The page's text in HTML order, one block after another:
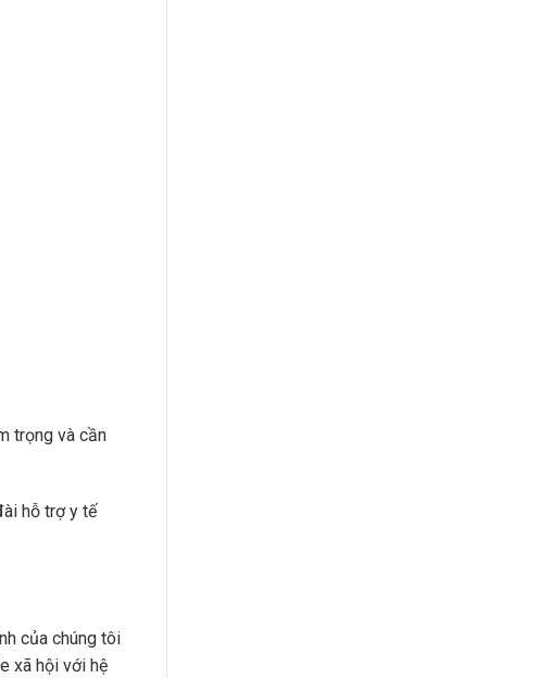
trọng và cần
hỗ trợ y tế
của chúng tôi
xã hội với hệ